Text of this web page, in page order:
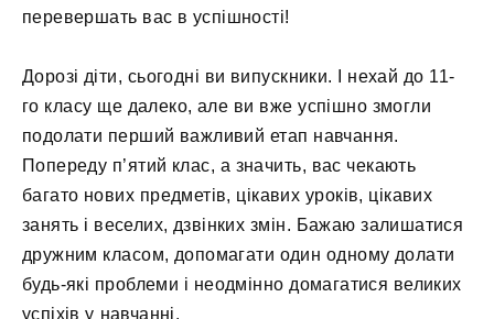
перевершать вас в успішності!
Дорозі діти, сьогодні ви випускники. І нехай до 11-
го класу ще далеко, але ви вже успішно змогли
подолати перший важливий етап навчання.
Попереду п’ятий клас, а значить, вас чекають
багато нових предметів, цікавих уроків, цікавих
занять і веселих, дзвінких змін. Бажаю залишатися
дружним класом, допомагати один одному долати
будь-які проблеми і неодмінно домагатися великих
успіхів у навчанні.